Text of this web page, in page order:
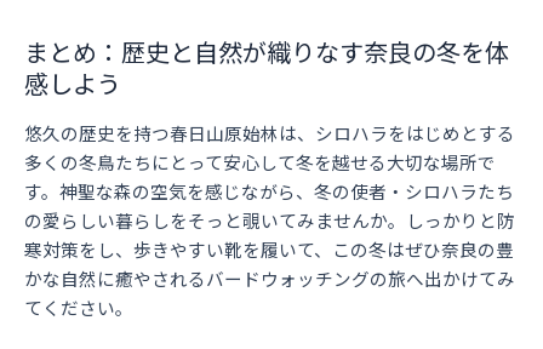
まとめ：歴史と自然が織りなす奈良の冬を体
感しよう
悠久の歴史を持つ春日山原始林は、シロハラをはじめとする
多くの冬鳥たちにとって安心して冬を越せる大切な場所で
す。神聖な森の空気を感じながら、冬の使者・シロハラたち
の愛らしい暮らしをそっと覗いてみませんか。しっかりと防
寒対策をし、歩きやすい靴を履いて、この冬はぜひ奈良の豊
かな自然に癒やされるバードウォッチングの旅へ出かけてみ
てください。